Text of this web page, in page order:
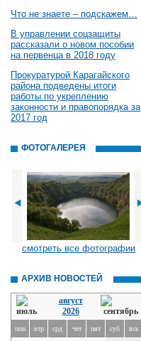
Что не знаете – подскажем…
В управлении соцзащиты
рассказали о новом пособии
на первенца в 2018 году
Прокуратурой Карагайского
района подведены итоги
работы по укреплению
законности и правопорядка за
2017 год
ФОТОГАЛЕРЕЯ
смотреть все фотографии
АРХИВ НОВОСТЕЙ
август
2026
пон втр срд чет пят суб вск